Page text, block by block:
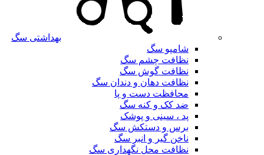
بهداشتی سگ
شامپو سگ
نظافت چشم سگ
نظافت گوش سگ
نظافت دهان و دندان سگ
محافظت دست و پا
ضد کک و کنه سگ
پد ، سینی و پوشک
برس و دستکش سگ
ناخن گیر و انبر سگ
نظافت محل نگهداری سگ